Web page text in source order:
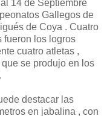
14 de Septiembre
Gallegos de
de Coya . Cuatro
fueron los logros
cuatro atletas ,
se produjo en los
destacar las
en jabalina , con